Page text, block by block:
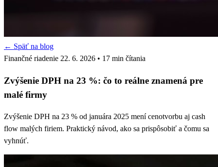
← Späť na blog
Finančné riadenie 22. 6. 2026 • 17 min čítania
Zvýšenie DPH na 23 %: čo to reálne znamená pre
malé firmy
Zvýšenie DPH na 23 % od januára 2025 mení cenotvorbu aj cash
flow malých firiem. Praktický návod, ako sa prispôsobiť a čomu sa
vyhnúť.